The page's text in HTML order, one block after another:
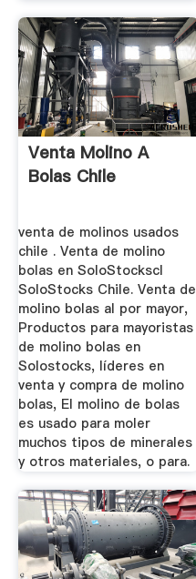
Venta Molino A
Bolas Chile
venta de molinos usados
chile . Venta de molino
bolas en SoloStockscl
SoloStocks Chile. Venta de
molino bolas al por mayor,
Productos para mayoristas
de molino bolas en
Solostocks, líderes en
venta y compra de molino
bolas, El molino de bolas
es usado para moler
muchos tipos de minerales
y otros materiales, o para.